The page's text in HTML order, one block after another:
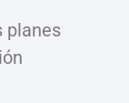
planes